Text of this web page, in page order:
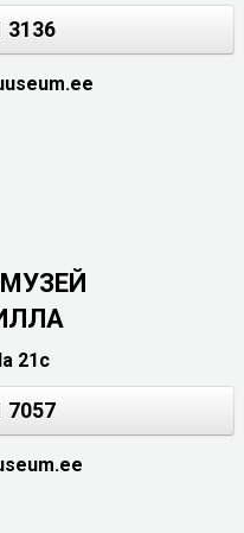
3136
21c
7057